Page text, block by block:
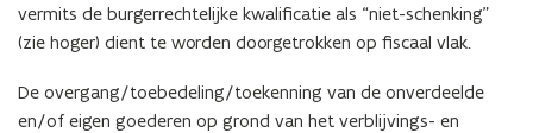
vermits de burgerrechtelijke kwalificatie als “niet-schenking”
(zie hoger) dient te worden doorgetrokken op fiscaal vlak.
De overgang/toebedeling/toekenning van de onverdeelde
en/of eigen goederen op grond van het verblijvings- en